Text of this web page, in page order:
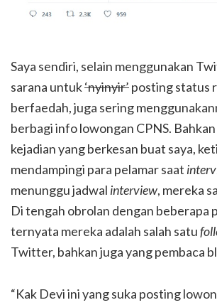
Saya sendiri, selain menggunakan
sarana untuk‘nyinyir’posting status
berfaedah, juga sering
berbagi info lowongan CPNS.
kejadian yang berkesan buat saya,
mendampingi para pelamar saat
menunggu jadwal interview, mereka
Di tengah obrolan dengan beberapa
ternyata mereka adalah salah satu
Twitter, bahkan juga yang pembaca
“Kak Devi ini yang suka posting